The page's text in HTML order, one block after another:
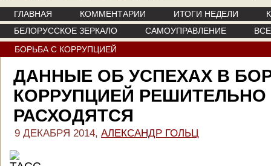
ГЛАВНАЯ КОММЕНТАРИИ ИТОГИ НЕДЕЛИ
БЕЛОРУССКОЕ ЗЕРКАЛО
САМОУПРАВЛЕНИЕ
БОРЬБА С КОРРУПЦИЕЙ
ДАННЫЕ ОБ УСПЕХАХ В
КОРРУПЦИЕЙ РЕШИТЕЛЬНО
РАСХОДЯТСЯ
9 ДЕКАБРЯ 2014, АЛЕКСАНДР ГОЛЬЦ